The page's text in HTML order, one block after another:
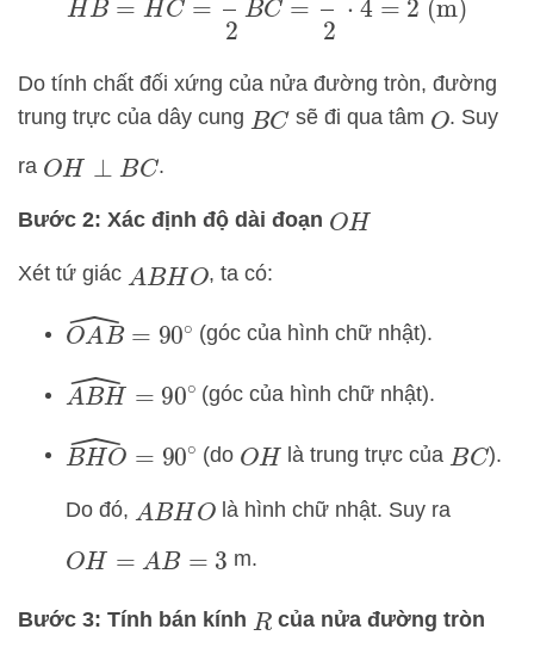
Do tính chất đối xứng của nửa đường tròn, đường
trung trực của dây cung BCsẽ đi qua tâm O. Suy
ra OH ⊥BC .
Bước 2: Xác định độ dài đoạn OH
Xét tứ giác ABHO , ta có:
OA B^=90∘ (góc của hình chữ nhật).
ABH^ =90∘ (góc của hình chữ nhật).
BHO^ =90∘ (do OH là trung trực của BC).
Do đó, ABHO là hình chữ nhật. Suy ra
OH =A B=3 m.
Bước 3: Tính bán kính R của nửa đường tròn